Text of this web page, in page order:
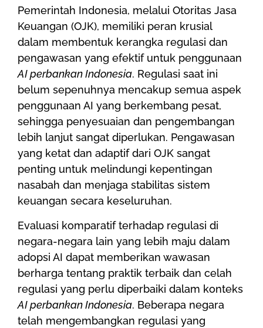
Pemerintah Indonesia, melalui Otoritas Jasa
Keuangan (OJK), memiliki peran krusial
dalam membentuk kerangka regulasi dan
pengawasan yang efektif untuk penggunaan
AI perbankan Indonesia. Regulasi saat ini
belum sepenuhnya mencakup semua aspek
penggunaan AI yang berkembang pesat,
sehingga penyesuaian dan pengembangan
lebih lanjut sangat diperlukan. Pengawasan
yang ketat dan adaptif dari OJK sangat
penting untuk melindungi kepentingan
nasabah dan menjaga stabilitas sistem
keuangan secara keseluruhan.
Evaluasi komparatif terhadap regulasi di
negara-negara lain yang lebih maju dalam
adopsi AI dapat memberikan wawasan
berharga tentang praktik terbaik dan celah
regulasi yang perlu diperbaiki dalam konteks
AI perbankan Indonesia. Beberapa negara
telah mengembangkan regulasi yang